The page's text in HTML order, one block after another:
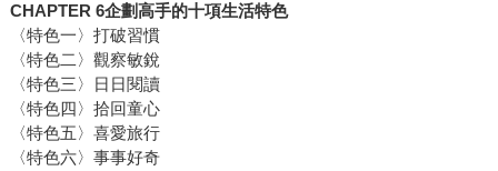
CHAPTER 6企劃高手的十項生活特色
〈特色一〉打破習慣
〈特色二〉觀察敏銳
〈特色三〉日日閱讀
〈特色四〉拾回童心
〈特色五〉喜愛旅行
〈特色六〉事事好奇